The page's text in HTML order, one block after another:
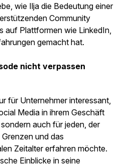
wie Ilja die Bedeutung einer
Community
auf Plattformen wie LinkedIn,
gemacht hat.
nicht verpassen
für Unternehmer interessant,
Media in ihrem Geschäft
auch für jeden, der
und das
Zeitalter erfahren möchte.
Einblicke in seine